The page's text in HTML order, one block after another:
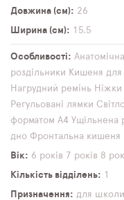
Довжина (см)
26
Ширина (см)
15,5
Особливості
роздільники Кишеня
Нагрудний ремінь Ніжки
Регульовані лямки
форматом А4 Ущільнена
дно Фронтальна кишеня
Вік
6 років 7 років 8
Кількість відділень
1
Призначення
для школи